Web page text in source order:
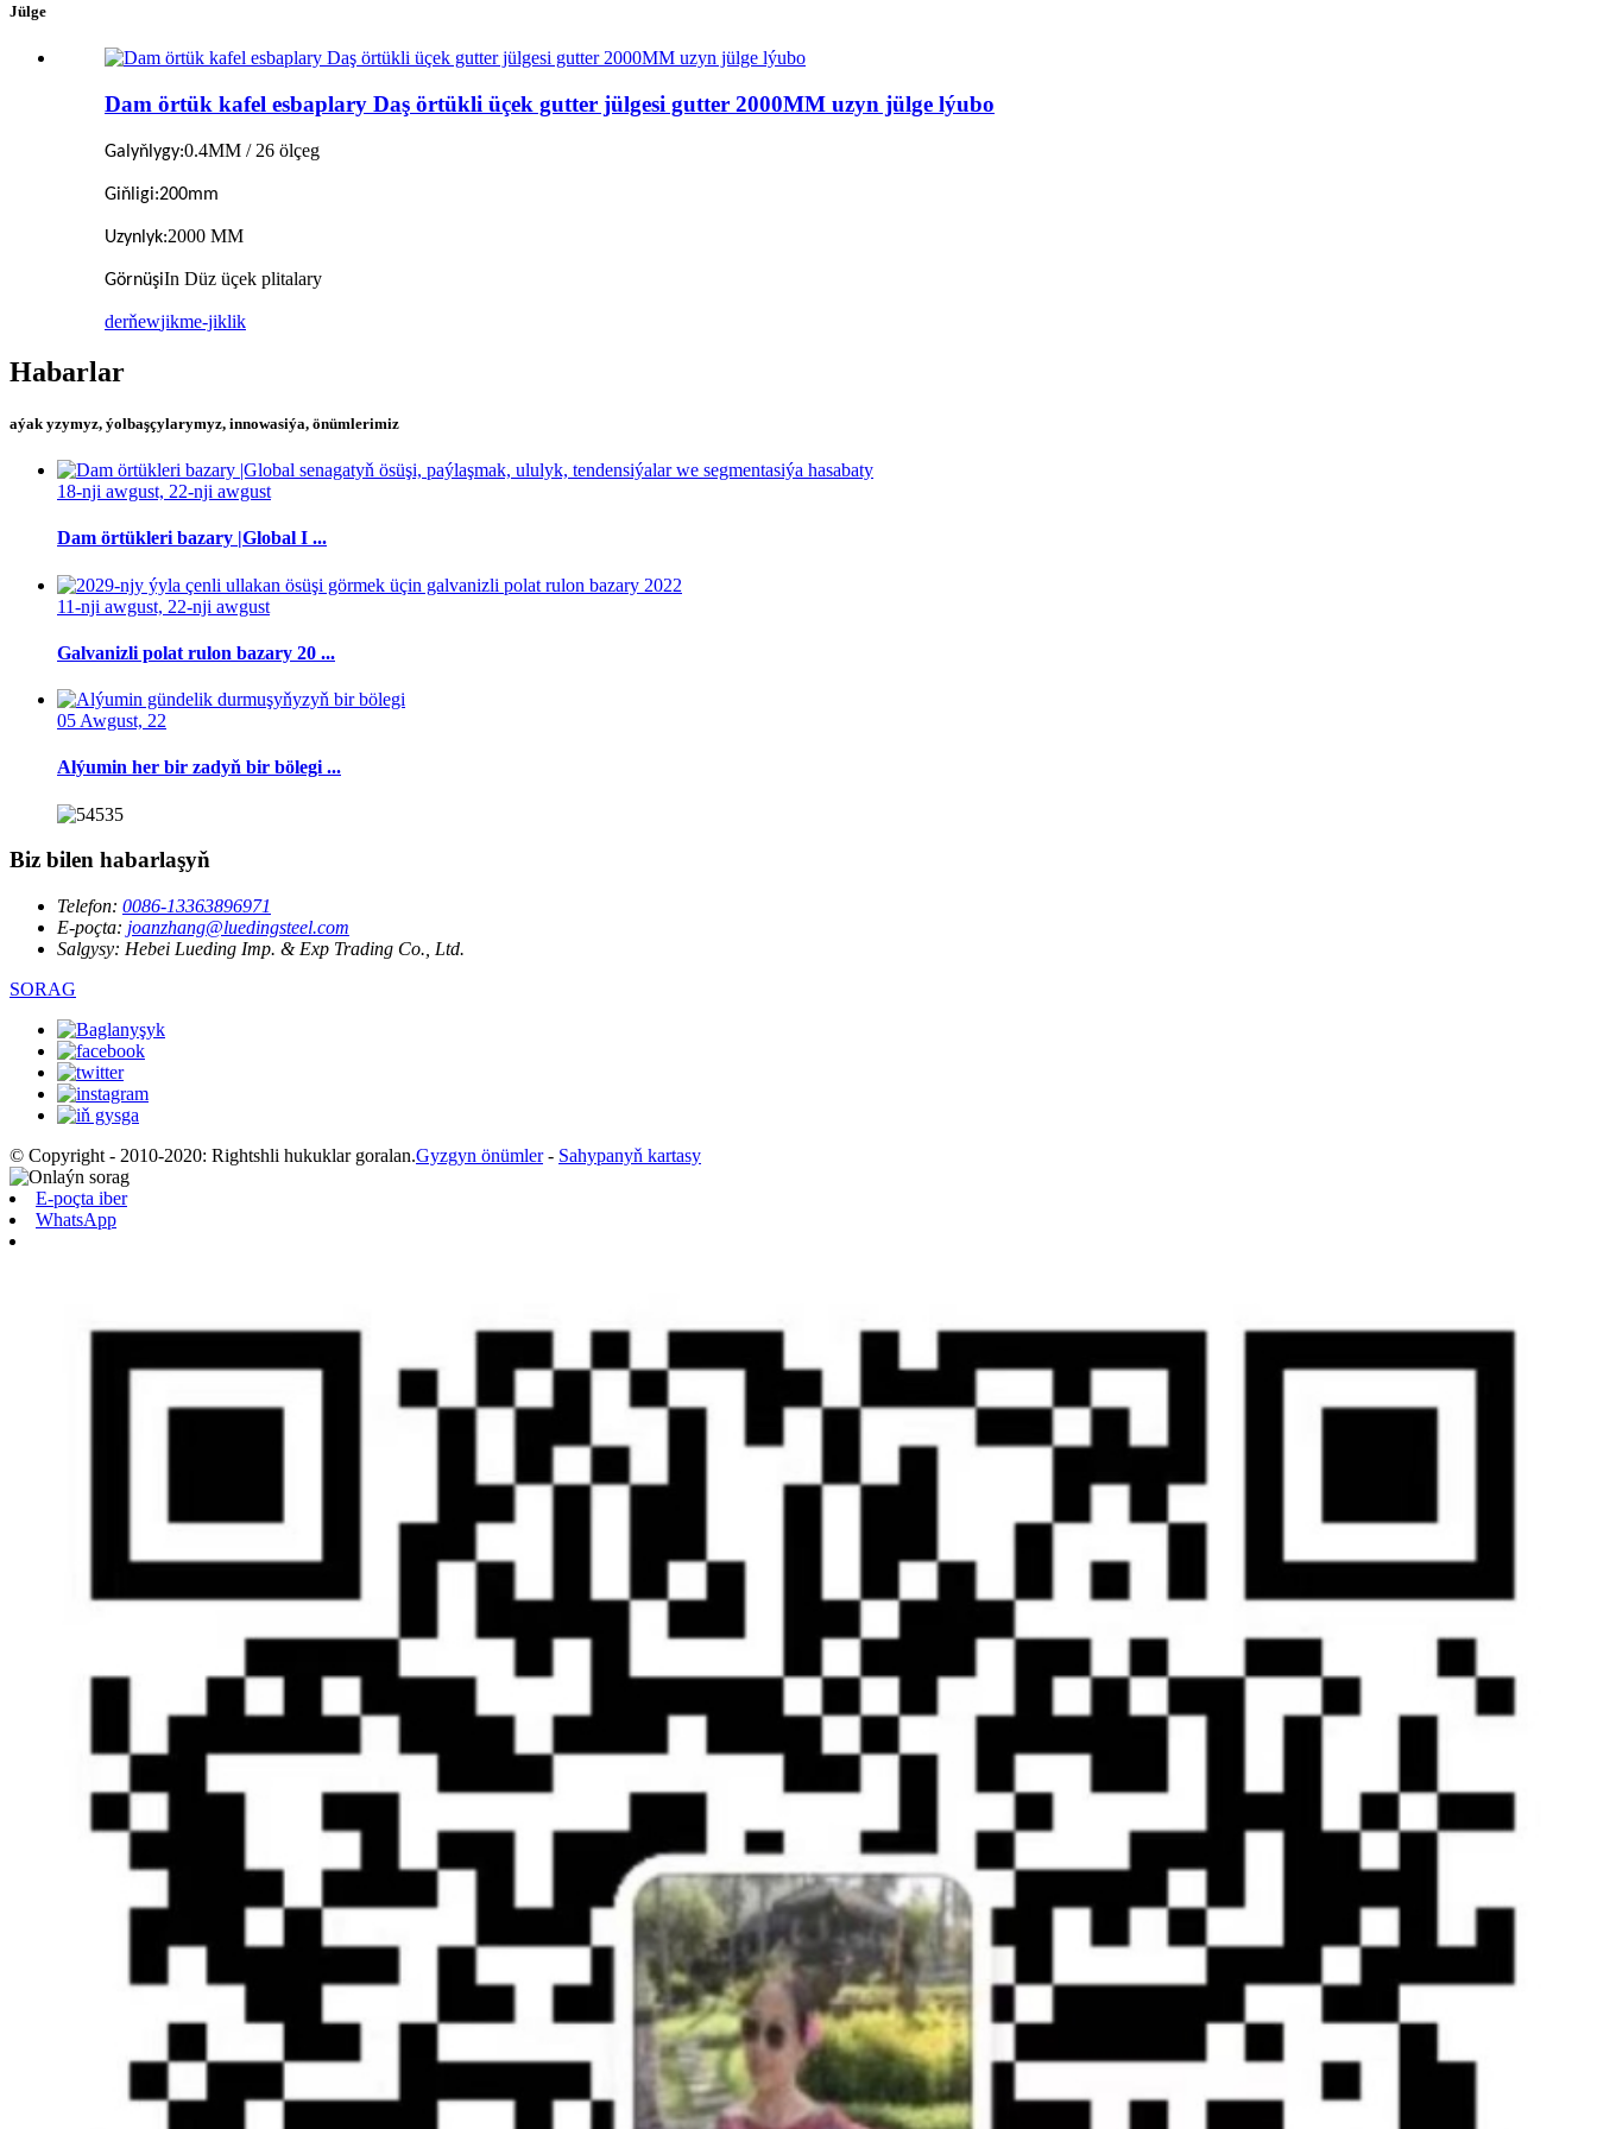
Jülge
Dam örtük kafel esbaplary Daş örtükli üçek gutter jülgesi gutter 2000MM uzyn jülge lýubo
Galyňlygy:0.4MM / 26 ölçeg
Giňligi:200mm
Uzynlyk:2000 MM
GörnüşiIn Düz üçek plitalary
derňewjikme-jiklik
Habarlar
aýak yzymyz, ýolbaşçylarymyz, innowasiýa, önümlerimiz
18-nji awgust, 22-nji awgust
Dam örtükleri bazary |Global I ...
11-nji awgust, 22-nji awgust
Galvanizli polat rulon bazary 20 ...
05 Awgust, 22
Alýumin her bir zadyň bir bölegi ...
Biz bilen habarlaşyň
Telefon: 0086-13363896971
E-poçta: joanzhang@luedingsteel.com
Salgysy: Hebei Lueding Imp. & Exp Trading Co., Ltd.
SORAG
© Copyright - 2010-2020: Rightshli hukuklar goralan.Gyzgyn önümler- Sahypanyň kartasy
E-poçta iber
WhatsApp